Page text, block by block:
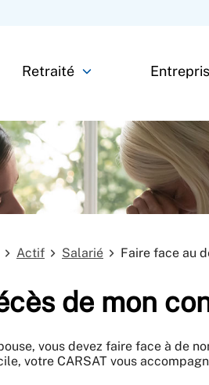
Retraité
Actif Salarié Faire face au
de mon
vous devez faire face à de
votre CARSAT vous